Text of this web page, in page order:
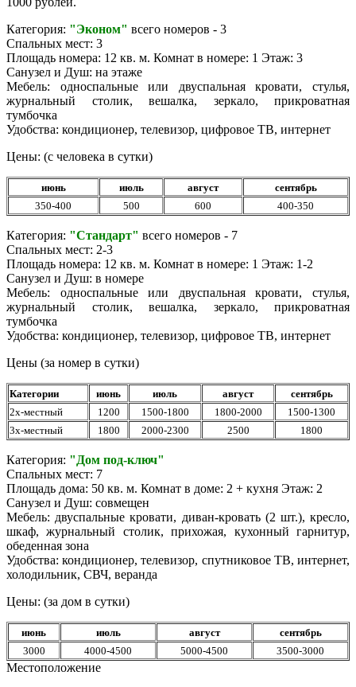
Категория: "Эконом" всего номеров - 3
Спальных мест: 3
Площадь номера: 12 кв. м. Комнат в номере: 1 Этаж: 3
Санузел и Душ: на этаже
Мебель: односпальные или двуспальная кровати, стулья,
журнальный столик, вешалка, зеркало, прикроватная
тумбочка
Удобства: кондиционер, телевизор, цифровое ТВ, интернет
Цены: (с человека в сутки)
июнь июль август
сентябрь
350-400
500 600 400-350
Категория: "Стандарт" всего номеров - 7
Спальных мест: 2-3
Площадь номера: 12 кв. м. Комнат в номере: 1 Этаж: 1-2
Санузел и Душ: в номере
Мебель: односпальные или двуспальная кровати, стулья,
журнальный столик, вешалка, зеркало, прикроватная
тумбочка
Удобства: кондиционер, телевизор, цифровое ТВ, интернет
Цены (за номер в сутки)
Категории июнь июль август
сентябрь
2х-местный
1200 1500-1800 1800-2000
1500-1300
3х-местный
1800 2000-2300 2500 1800
Категория: "Дом под-ключ"
Спальных мест: 7
Площадь дома: 50 кв. м. Комнат в доме: 2 + кухня Этаж: 2
Санузел и Душ: совмещен
Мебель: двуспальные кровати, диван-кровать (2 шт.), кресло,
шкаф, журнальный столик, прихожая, кухонный гарнитур,
обеденная зона
Удобства: кондиционер, телевизор, спутниковое ТВ, интернет,
холодильник, СВЧ, веранда
Цены: (за дом в сутки)
июнь июль август
сентябрь
3000
4000-4500 5000-4500 3500-3000
Местоположение